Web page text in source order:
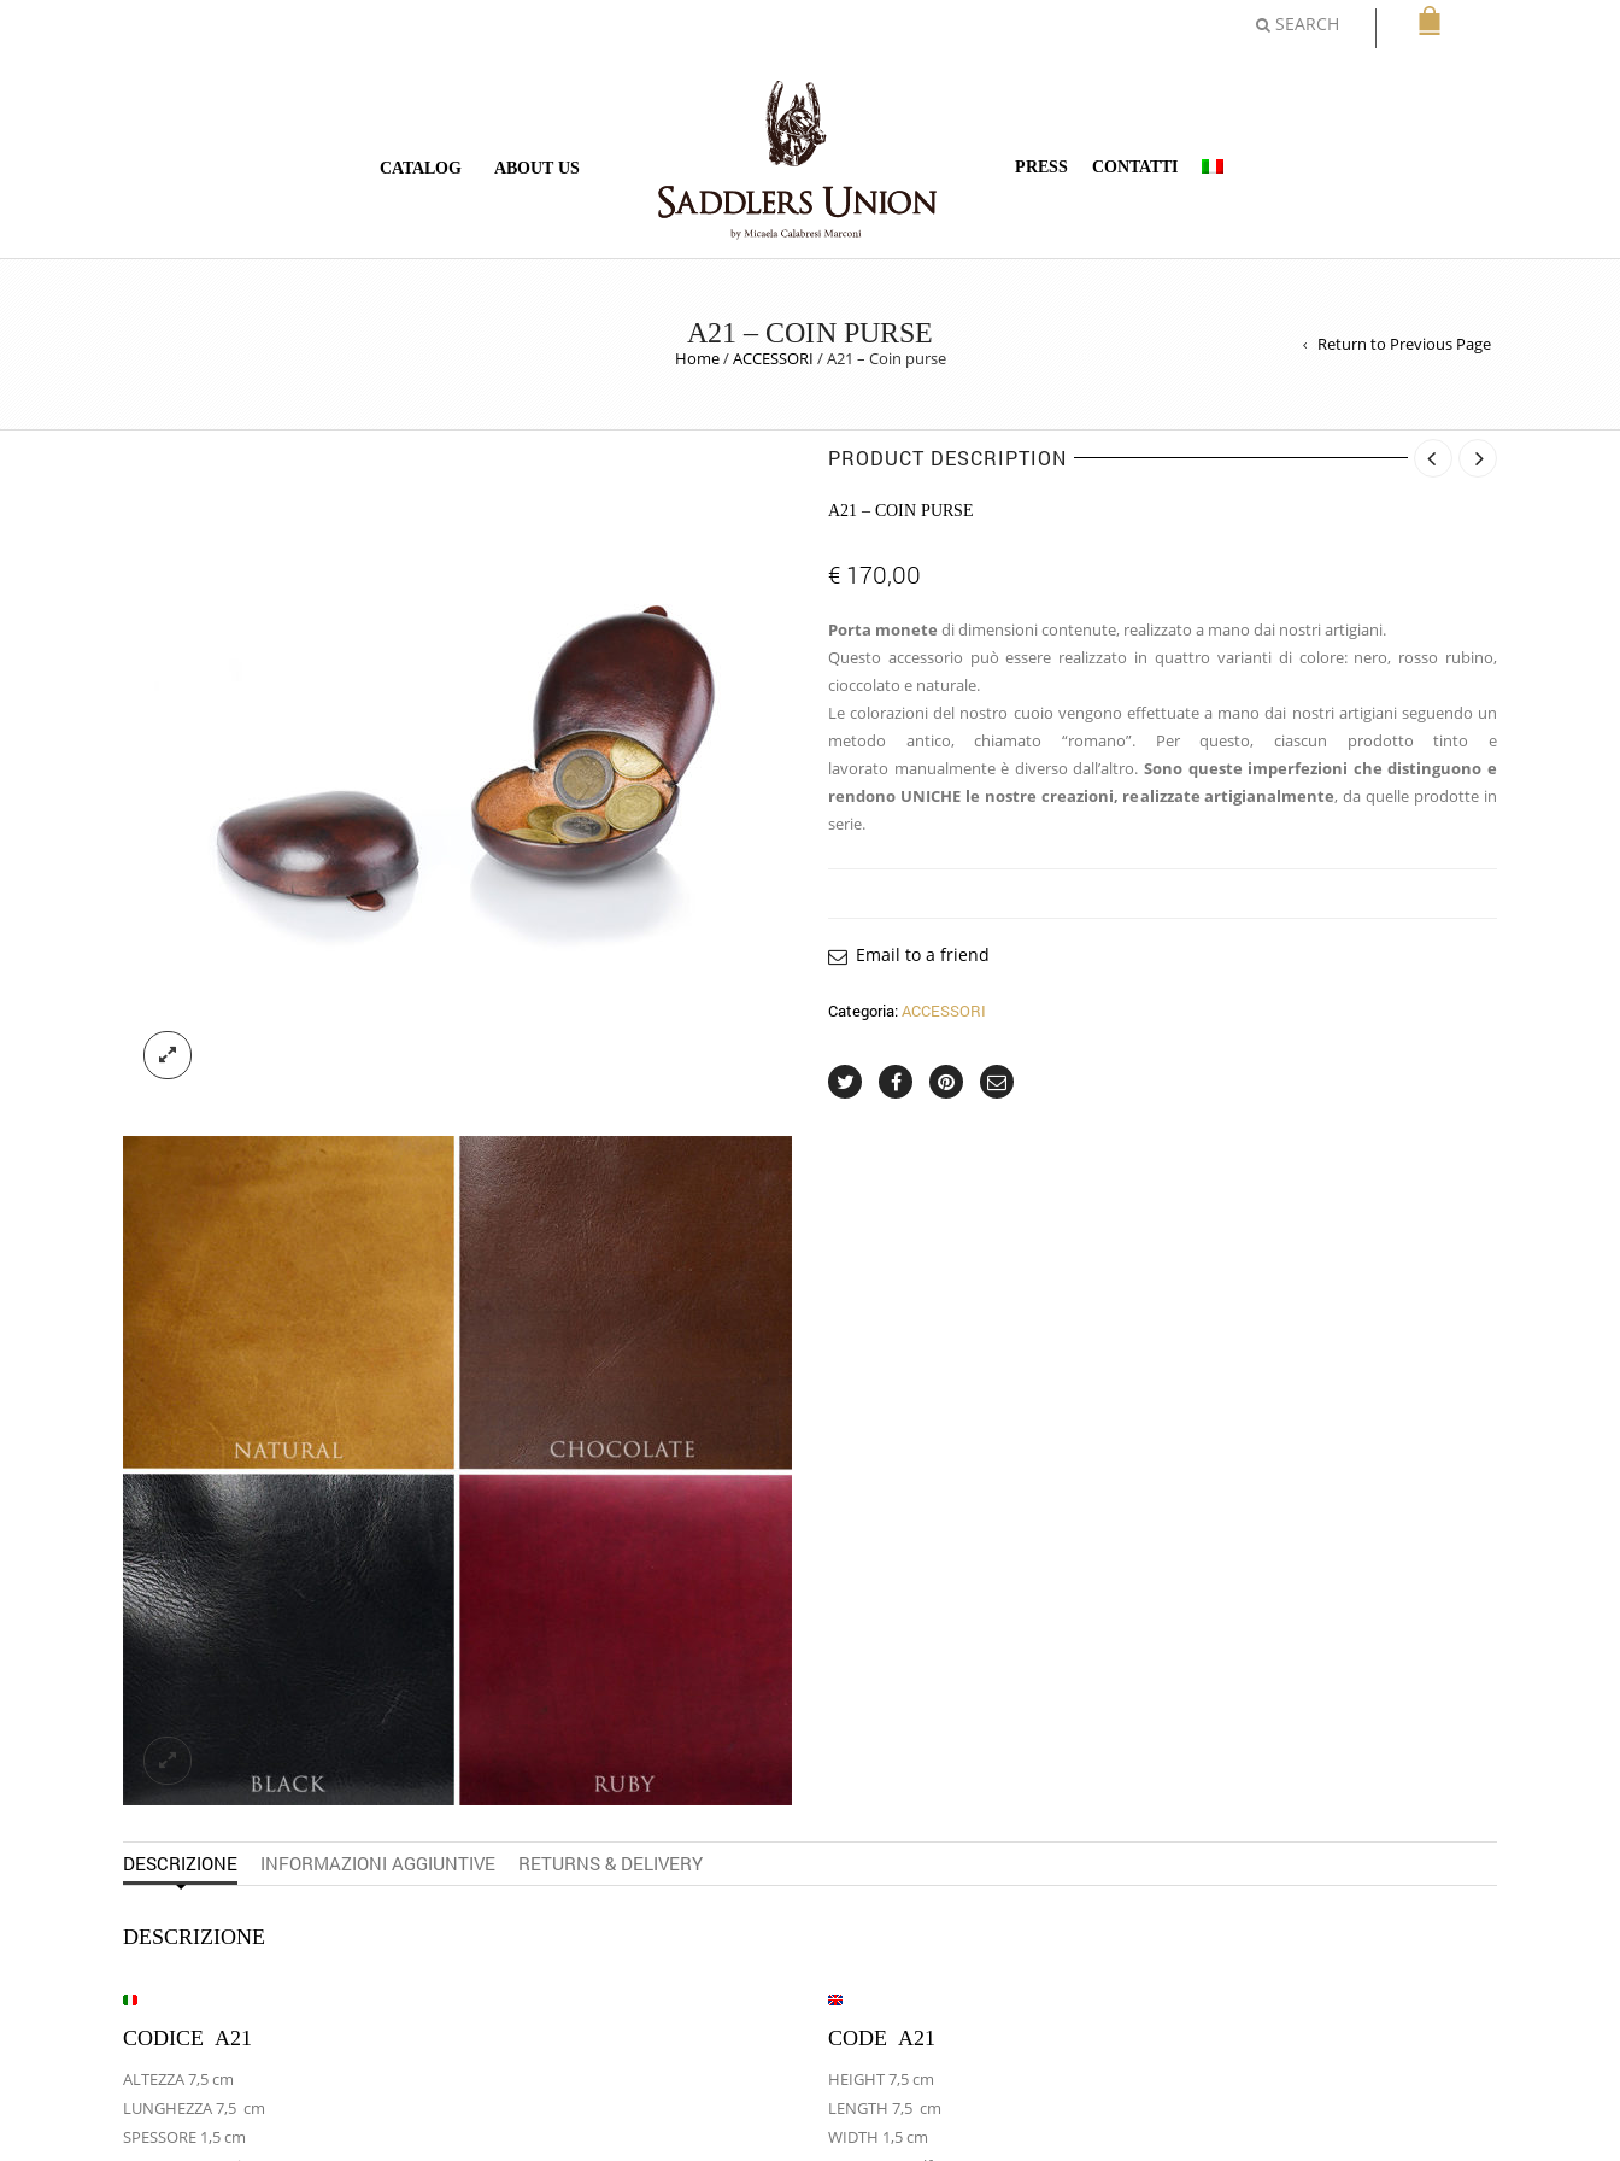
SEARCH
CATALOG ABOUT US PRESS CONTATTI
A21 – COIN PURSE
Home/ACCESSORI /A21 – Coin purse
Return to Previous Page
PRODUCT DESCRIPTION
A21 – COIN PURSE
€ 170,00
Porta monete di dimensioni contenute, realizzato a mano dai nostri artigiani.
Questo accessorio può essere realizzato in quattro varianti di colore: nero, rosso rubino,
cioccolato e naturale.
Le colorazioni del nostro cuoio vengono effettuate a mano dai nostri artigiani seguendo un
metodo antico, chiamato “romano”. Per questo, ciascun prodotto tinto e
lavorato manualmente è diverso dall’altro. Sono queste imperfezioni che distinguono e
rendono UNICHE le nostre creazioni, realizzate artigianalmente, da quelle prodotte in
serie.
Email to a friend
Categoria:ACCESSORI
DESCRIZIONE INFORMAZIONI AGGIUNTIVE RETURNS & DELIVERY
DESCRIZIONE
CODICE A21
ALTEZZA 7,5 cm
LUNGHEZZA 7,5 cm
SPESSORE 1,5 cm
CODE A21
HEIGHT 7,5 cm
LENGTH 7,5 cm
WIDTH 1,5 cm